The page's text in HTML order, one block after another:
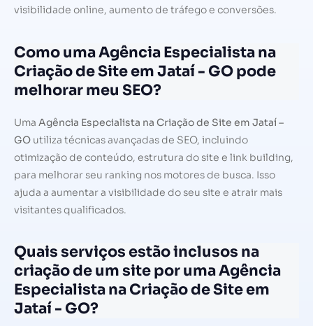
visibilidade online, aumento de tráfego e conversões.
Como uma Agência Especialista na
Criação de Site em Jataí - GO pode
melhorar meu SEO?
Uma Agência Especialista na Criação de Site em Jataí –
GO utiliza técnicas avançadas de SEO, incluindo
otimização de conteúdo, estrutura do site e link building,
para melhorar seu ranking nos motores de busca. Isso
ajuda a aumentar a visibilidade do seu site e atrair mais
visitantes qualificados.
Quais serviços estão inclusos na
criação de um site por uma Agência
Especialista na Criação de Site em
Jataí - GO?